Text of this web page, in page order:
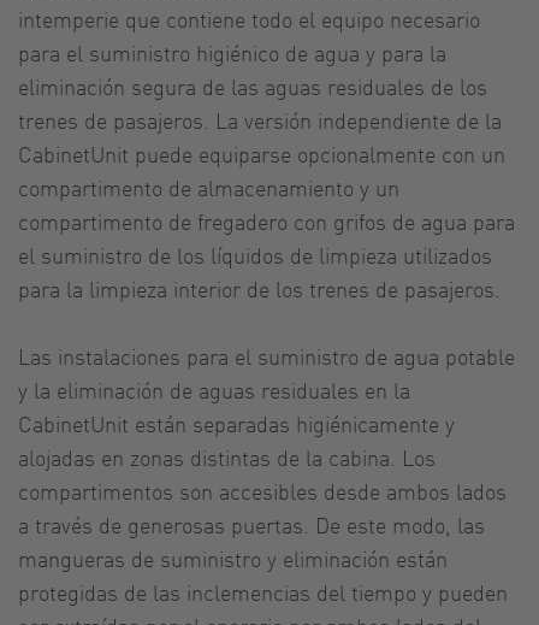
intemperie que contiene todo el equipo necesario
para el suministro higiénico de agua y para la
eliminación segura de las aguas residuales de los
trenes de pasajeros. La versión independiente de la
CabinetUnit puede equiparse opcionalmente con un
compartimento de almacenamiento y un
compartimento de fregadero con grifos de agua para
el suministro de los líquidos de limpieza utilizados
para la limpieza interior de los trenes de pasajeros.
Las instalaciones para el suministro de agua potable
y la eliminación de aguas residuales en la
CabinetUnit están separadas higiénicamente y
alojadas en zonas distintas de la cabina. Los
compartimentos son accesibles desde ambos lados
a través de generosas puertas. De este modo, las
mangueras de suministro y eliminación están
protegidas de las inclemencias del tiempo y pueden